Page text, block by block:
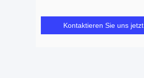
Kontaktieren Sie uns jetzt